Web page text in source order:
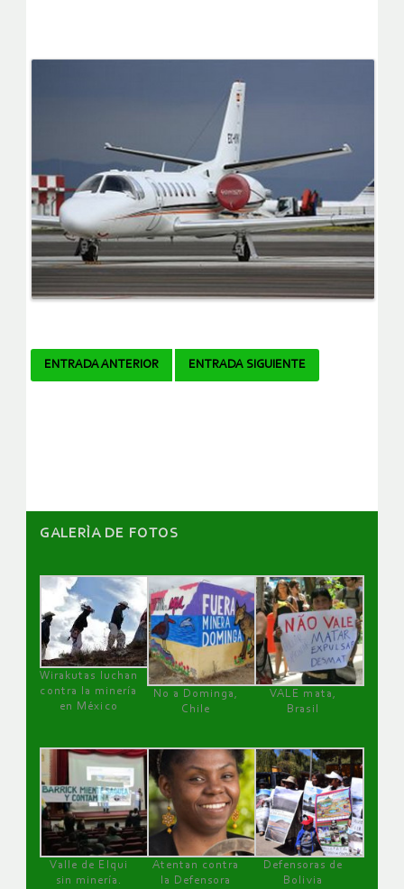
Navegador
ENTRADA ANTERIOR ENTRADA SIGUIENTE
GALERÌA DE FOTOS
Wirakutas luchan
contra la minería
en México
No a Dominga,
Chile
VALE mata,
Brasil
Valle de Elqui
sin minería.
Atentan contra
la Defensora
Defensoras de
Bolivia